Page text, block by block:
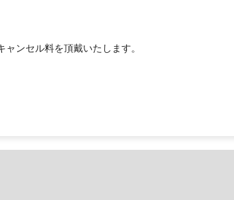
ンセル料を頂戴いたします。